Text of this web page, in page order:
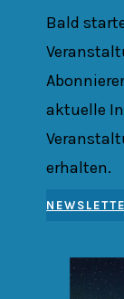
Bald
aktuelle
erhalten.